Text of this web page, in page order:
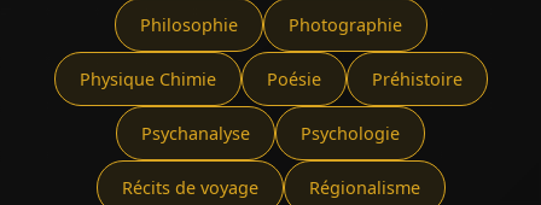
Philosophie Photographie
Physique Chimie Poésie Préhistoire
Psychanalyse Psychologie
Récits de voyage Régionalisme